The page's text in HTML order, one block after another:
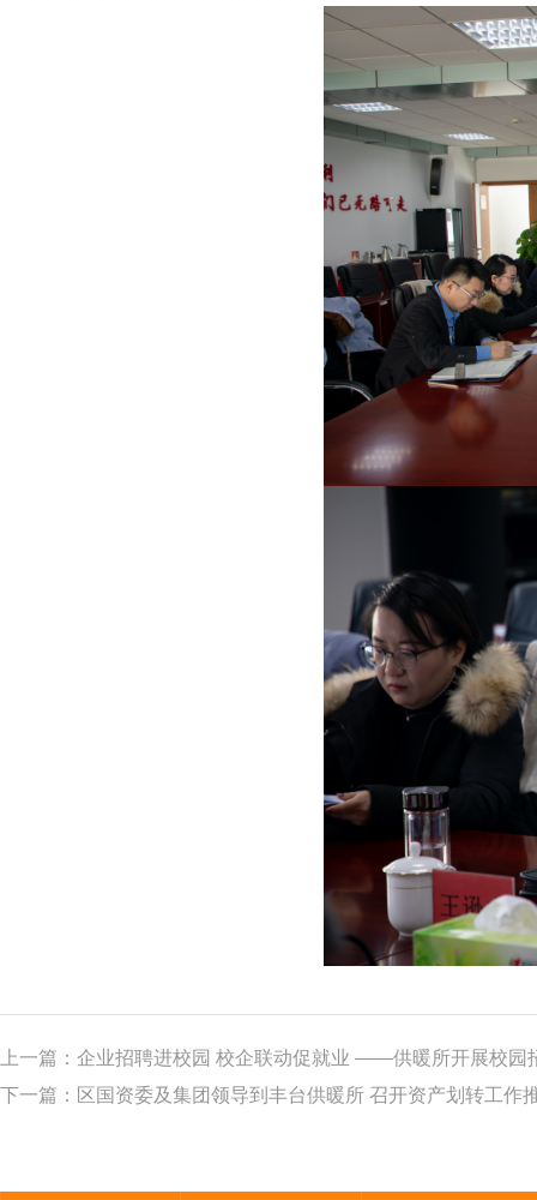
上一篇： 企业招聘进校园 校企联动促就业 ——供暖所开展校园
下一篇： 区国资委及集团领导到丰台供暖所 召开资产划转工作